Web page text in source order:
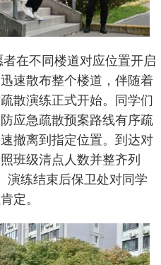
在不同楼道对应位置开启
速散布整个楼道，伴随着
散演练正式开始。同学们
应急疏散预案路线有序疏
撤离到指定位置。到达对
班级清点人数并整齐列
演练结束后保卫处对同学
定。